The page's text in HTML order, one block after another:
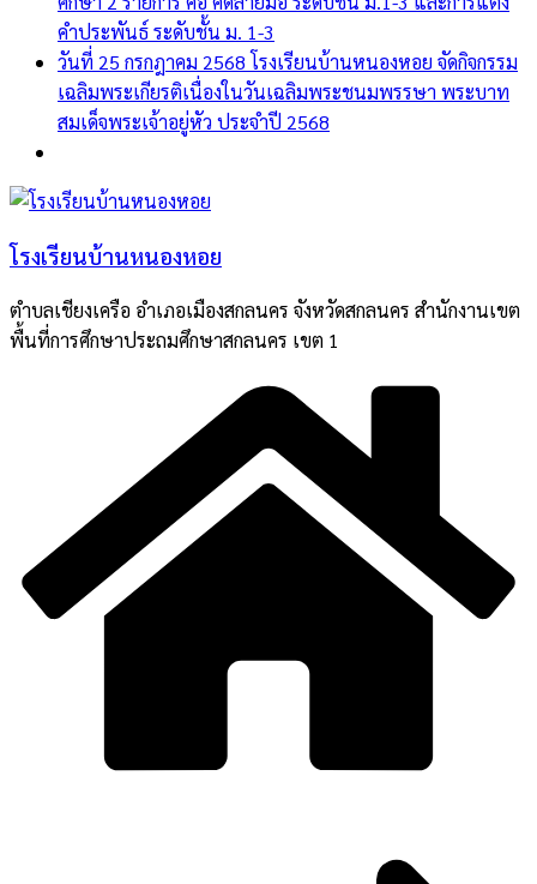
คำประพันธ์ ระดับชั้น ม. 1-3
วันที่ 25 กรกฎาคม 2568 โรงเรียนบ้านหนองหอย จัดกิจกรรม
เฉลิมพระเกียรติเนื่องในวันเฉลิมพระชนมพรรษา พระบาท
สมเด็จพระเจ้าอยู่หัว ประจำปี 2568
โรงเรียนบ้านหนองหอย
ตำบลเชียงเครือ อำเภอเมืองสกลนคร จังหวัดสกลนคร สำนักงานเขต
พื้นที่การศึกษาประถมศึกษาสกลนคร เขต 1